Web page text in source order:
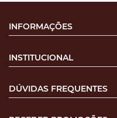
INFORMAÇÕES
INSTITUCIONAL
DÚVIDAS FREQUENTES